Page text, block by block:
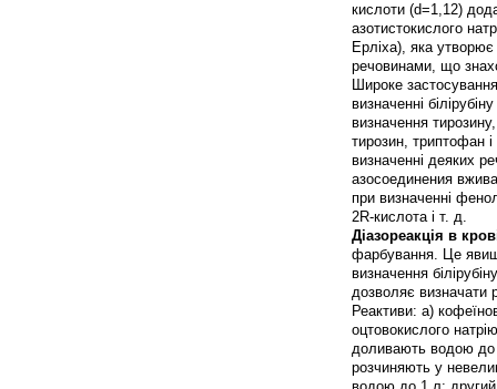
кислоти (d=1,12)
азотистокислого
Ерліха), яка
речовинами, що
Широке застосування
визначенні
визначення
тирозин, триптофан
визначенні деяких
азосоединения
при визначенні
2R-кислота і т. д.
Діазореакція в
фарбування. Це
визначення
дозволяє визначати
Реактиви: а)
оцтовокислого
доливають водою до
розчиняють у